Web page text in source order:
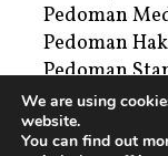
Pedoman
Pedoman
Pedoman
Privacy
Periklanan
We are using
website.
You can find out